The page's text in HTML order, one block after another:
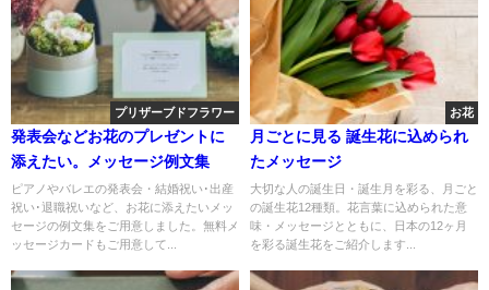
プリザーブドフラワー
発表会などお花のプレゼントに
添えたい。メッセージ例文集
ピアノやバレエの発表会・結婚祝い･出産
祝い･退職祝いなど、お花に添えたいメッ
セージの例文集をご用意しました。無料メ
ッセージカードもご用意して...
お花
月ごとに見る 誕生花に込められ
たメッセージ
大切な人の誕生日・誕生月を彩る、月ごと
の誕生花12種類。花言葉に込められた意
味・メッセージとともに、日本の12ヶ月
を彩る誕生花をご紹介します...